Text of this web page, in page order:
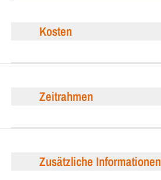
Kosten
Zeitrahmen
Zusätzliche Informationen